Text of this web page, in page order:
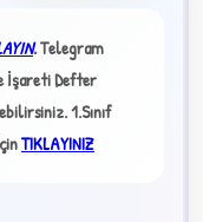
.Telegram
İşareti Defter
1.Sınıf
TIKLAYINIZ